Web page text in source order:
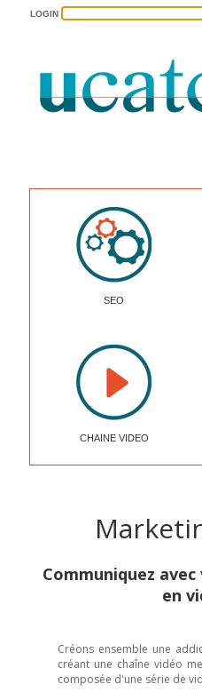
LOGIN
SEO
CHAINE VIDEO
Communiquez
en
Créons ensemble une
créant une chaîne vidéo
composée d'une série de